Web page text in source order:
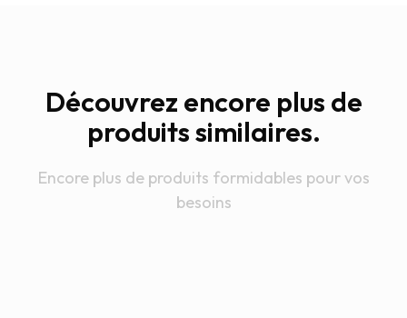
Découvrez encore plus de
produits similaires.
Encore plus de produits formidables pour vos
besoins